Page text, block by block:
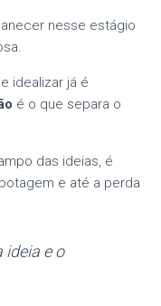
nesse estágio
idealizar já é
é o que separa o
das ideias, é
e até a perda
ideia e o